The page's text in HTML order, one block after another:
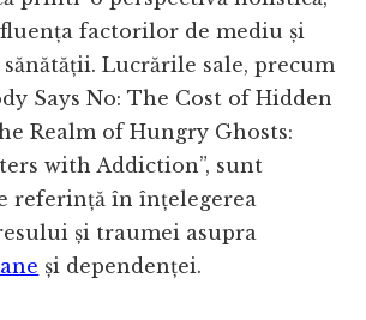
factorilor de mediu și
Lucrările sale, precum
Says No: The Cost of Hidden
Realm of Hungry Ghosts:
with Addiction”, sunt
referință în înțelegerea
și traumei asupra
și dependenței.